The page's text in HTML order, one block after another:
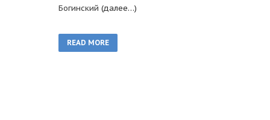
Богинский (далее…)
READ MORE